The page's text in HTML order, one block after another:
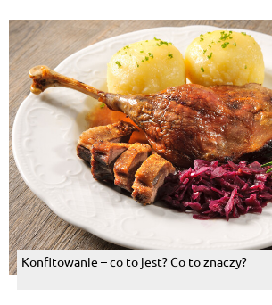
Konfitowanie – co to jest? Co to znaczy?